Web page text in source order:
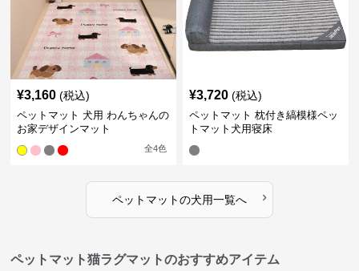
¥3,160 (税込)
ペットマット 犬用 わんちゃんの
お家デザインマット
全4色
¥3,720 (税込)
ペットマット 枕付き縞模様ペッ
トマット犬用寝床
ペットマットの犬用一覧へ ›
ペットマット猫ラグマットのおすすめアイテム